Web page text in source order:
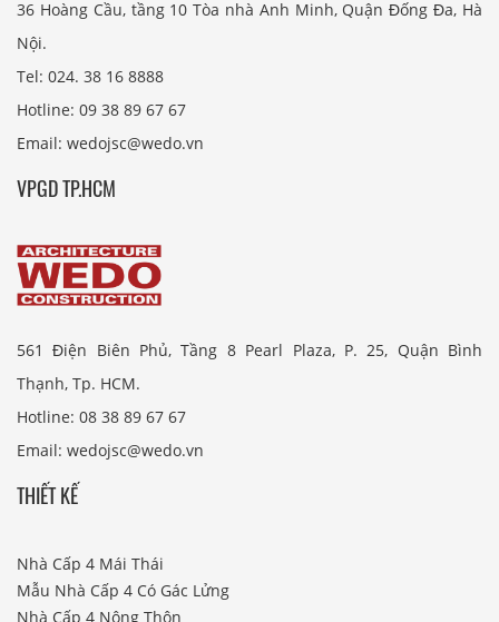
36 Hoàng Cầu, tầng 10 Tòa nhà Anh Minh, Quận Đống Đa, Hà
Nội.
Tel: 024. 38 16 8888
Hotline: 09 38 89 67 67
Email: wedojsc@wedo.vn
VPGD TP.HCM
561 Điện Biên Phủ, Tầng 8 Pearl Plaza, P. 25, Quận Bình
Thạnh, Tp. HCM.
Hotline: 08 38 89 67 67
Email: wedojsc@wedo.vn
THIẾT KẾ
Nhà Cấp 4 Mái Thái
Mẫu Nhà Cấp 4 Có Gác Lửng
Nhà Cấp 4 Nông Thôn